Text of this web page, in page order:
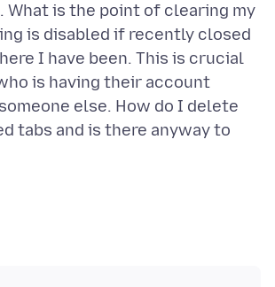
What is the point of clearing my
is disabled if recently closed
I have been. This is crucial
is having their account
else. How do I delete
tabs and is there anyway to